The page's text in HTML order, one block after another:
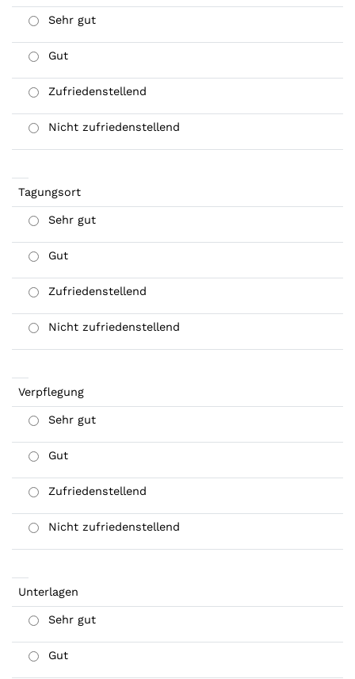
Sehr gut
Gut
Zufriedenstellend
Nicht zufriedenstellend
Tagungsort
Sehr gut
Gut
Zufriedenstellend
Nicht zufriedenstellend
Verpflegung
Sehr gut
Gut
Zufriedenstellend
Nicht zufriedenstellend
Unterlagen
Sehr gut
Gut